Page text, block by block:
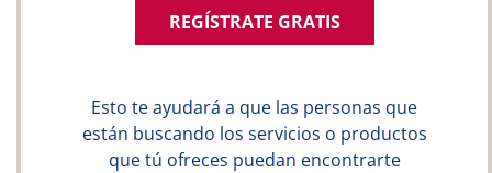
REGÍSTRATE GRATIS
Esto te ayudará a que las personas que
están buscando los servicios o productos
que tú ofreces puedan encontrarte